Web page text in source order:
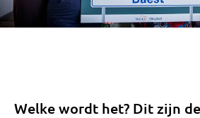
Welke wordt het? Dit zijn